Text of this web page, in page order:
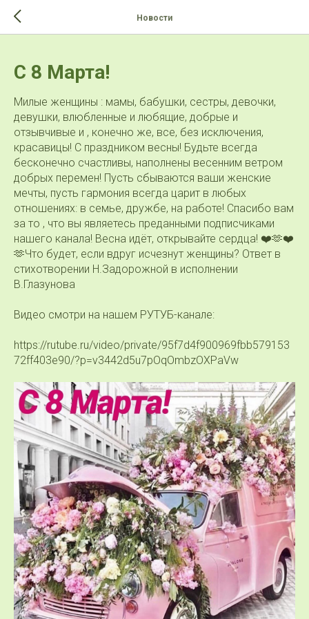
Новости
С 8 Марта!
Милые женщины : мамы, бабушки, сестры, девочки,
девушки, влюбленные и любящие, добрые и
отзывчивые и , конечно же, все, без исключения,
красавицы! С праздником весны! Будьте всегда
бесконечно счастливы, наполнены весенним ветром
добрых перемен! Пусть сбываются ваши женские
мечты, пусть гармония всегда царит в любых
отношениях: в семье, дружбе, на работе! Спасибо вам
за то , что вы являетесь преданными подписчиками
нашего канала! Весна идёт, открывайте сердца! ❤️🫶❤️
🫶Что будет, если вдруг исчезнут женщины? Ответ в
стихотворении Н.Задорожной в исполнении
В.Глазунова
Видео смотри на нашем РУТУБ-канале:
https://rutube.ru/video/private/95f7d4f900969fbb579153
72ff403e90/?p=v3442d5u7pOqOmbzOXPaVw